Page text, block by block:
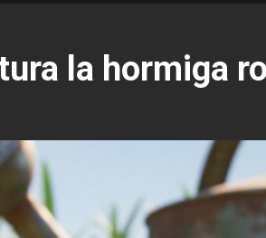
la hormiga